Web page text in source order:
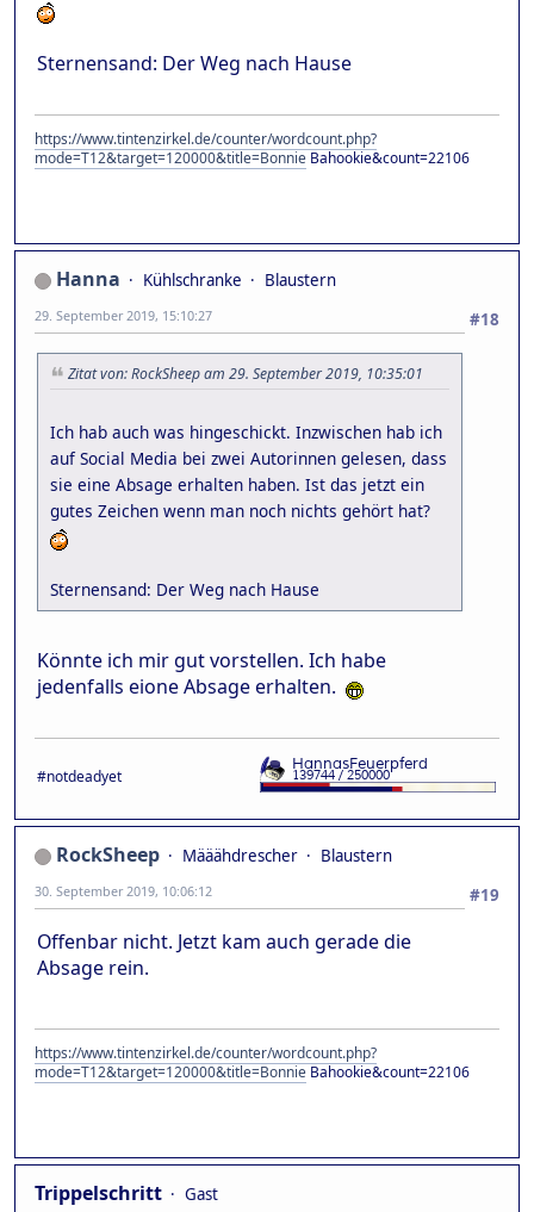
Sternensand: Der Weg nach Hause
https://www.tintenzirkel.de/counter/wordcount.php?
mode=T12&target=120000&title=Bonnie Bahookie&count=22106
Hanna Kühlschranke
Blaustern
#18
29. September 2019, 15:10:27
Zitat von: RockSheep am 29. September 2019, 10:35:01
Ich hab auch was hingeschickt. Inzwischen hab ich
auf Social Media bei zwei Autorinnen gelesen, dass
sie eine Absage erhalten haben. Ist das jetzt ein
gutes Zeichen wenn man noch nichts gehört hat?
Sternensand: Der Weg nach Hause
Könnte ich mir gut vorstellen. Ich habe
jedenfalls eione Absage erhalten.
#notdeadyet
RockSheep Määähdrescher
Blaustern
#19
30. September 2019, 10:06:12
Offenbar nicht. Jetzt kam auch gerade die
Absage rein.
https://www.tintenzirkel.de/counter/wordcount.php?
mode=T12&target=120000&title=Bonnie Bahookie&count=22106
Trippelschritt Gast